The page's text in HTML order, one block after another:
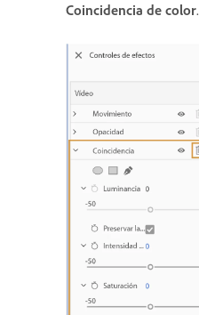
Coincidencia de color.